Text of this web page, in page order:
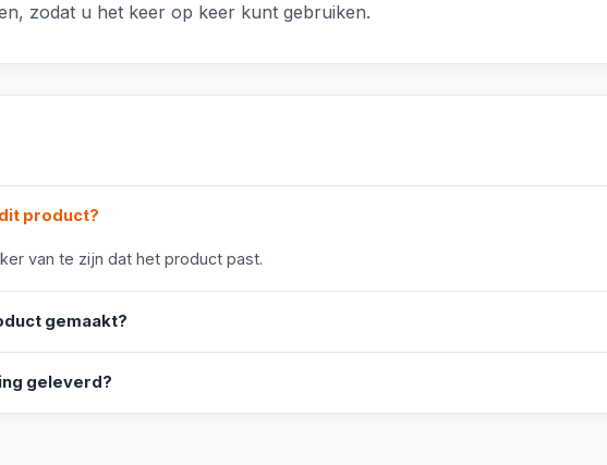
zodat u het keer op keer kunt gebruiken.
product?
van te zijn dat het product past.
gemaakt?
geleverd?